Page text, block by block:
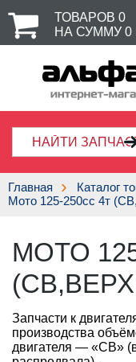
ТОВАРОВ 0
НА СУММУ 0
Главная Каталог
Мото 125-250сс 4т
МОТО
Запчасти к
производства
двигателя — «CB»